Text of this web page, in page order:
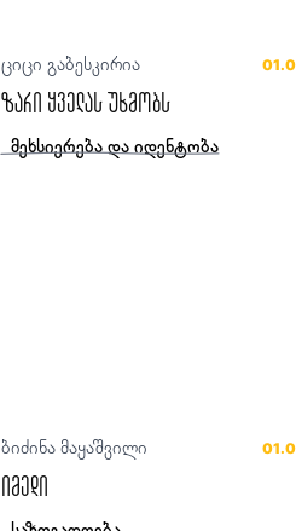
ციცი გაბესკირია
ზარი ყველას უხმობს
მეხსიერება და იდენტობა
ბიძინა მაყაშვილი
იმედი